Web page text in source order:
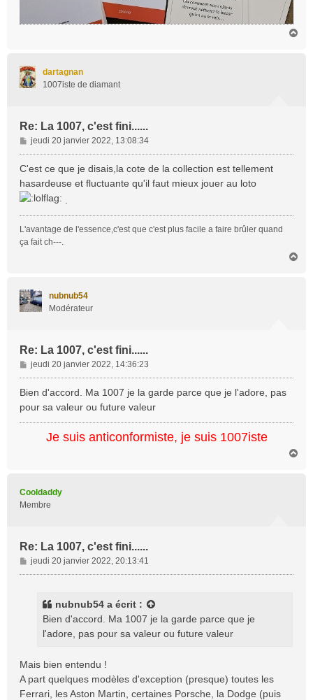
dartagnan
1007iste de diamant
Re: La 1007, c'est fini......
M
e
s
a
g
e
jeudi 20 janvier 2022, 13:08:34
C'est ce que je disais,la cote de la collection est tellement
hasardeuse et fluctuante qu'il faut mieux jouer au loto
L'avantage de l'essence,c'est que c'est plus facile a faire brûler quand
ça fait ch---.
nubnub54
Modérateur
Re: La 1007, c'est fini......
M
e
s
jeudi 20 janvier 2022, 14:36:23
Bien d'accord. Ma 1007 je la garde parce que je l'adore, pas
pour sa valeur ou future valeur
Je suis anticonformiste, je suis 1007iste
Cooldaddy
Membre
Re: La 1007, c'est fini......
M
e
jeudi 20 janvier 2022, 20:13:41
nubnub54 a écrit :
Bien d'accord. Ma 1007 je la garde parce que je
l'adore, pas pour sa valeur ou future valeur
Mais bien entendu !
A part quelques modèles d'exception (presque) toutes les
Ferrari, les Aston Martin, certaines Porsche, la Dodge (puis